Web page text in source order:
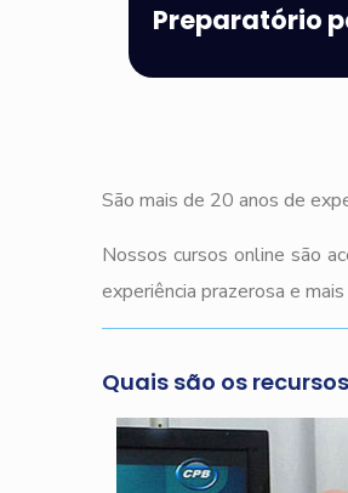
Preparatório
São mais de 20 anos de
Nossos cursos online são
experiência prazerosa e
Quais são os